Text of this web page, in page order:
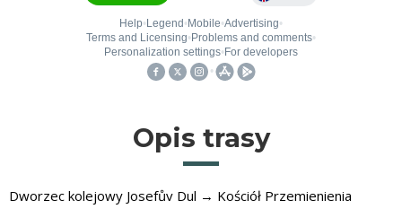
Opis trasy
Dworzec kolejowy Josefův Dul → Kościół Przemienienia